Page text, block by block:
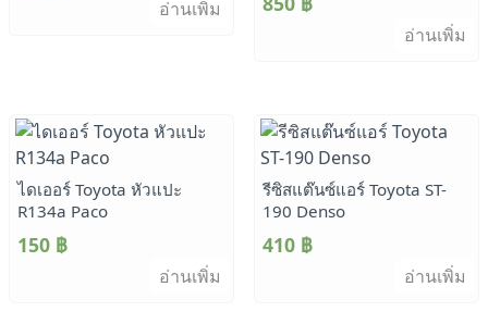
อ่านเพิ่ม
อ่านเพิ่ม
ไดเออร์ Toyota หัวแปะ
R134a Paco
150 ฿
อ่านเพิ่ม
รีซิสแต๊นซ์แอร์ Toyota ST-
190 Denso
410 ฿
อ่านเพิ่ม